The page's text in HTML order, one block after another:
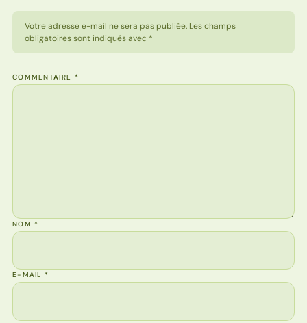
Votre adresse e-mail ne sera pas publiée. Les champs
obligatoires sont indiqués avec *
COMMENTAIRE *
NOM*
E-MAIL*